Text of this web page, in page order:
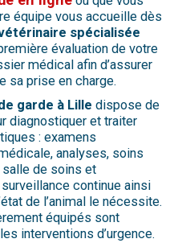
équipe vous accueille dès
spécialisée
évaluation de votre
médical afin d’assurer
sa prise en charge.
garde à Lille dispose de
diagnostiquer et traiter
: examens
analyses, soins
salle de soins et
continue ainsi
de l’animal le nécessite.
équipés sont
interventions d’urgence.